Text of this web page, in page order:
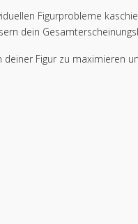
Figurprobleme
dein
Figur zu maximieren